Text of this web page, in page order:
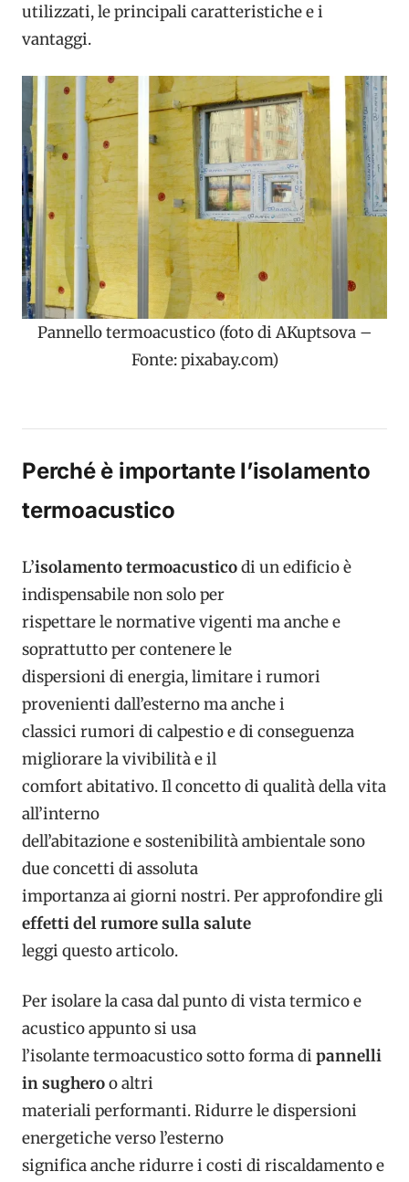
utilizzati, le principali caratteristiche e i
vantaggi.
Pannello termoacustico (foto di AKuptsova –
Fonte: pixabay.com)
Perché è importante l’isolamento
termoacustico
L’isolamento termoacusticodi un edificio è
indispensabile non solo per
rispettare le normative vigenti ma anche e
soprattutto per contenere le
dispersioni di energia, limitare i rumori
provenienti dall’esterno ma anche i
classici rumori di calpestio e di conseguenza
migliorare la vivibilità e il
comfort abitativo. Il concetto di qualità della vita
all’interno
dell’abitazione e sostenibilità ambientale sono
due concetti di assoluta
importanza ai giorni nostri. Per approfondire gli
effetti del rumore sulla salute
leggi questo articolo.
Per isolare la casa dal punto di vista termico e
acustico appunto si usa
l’isolante termoacustico sotto forma di pannelli
in sugheroo altri
materiali performanti. Ridurre le dispersioni
energetiche verso l’esterno
significa anche ridurre i costi di riscaldamento e